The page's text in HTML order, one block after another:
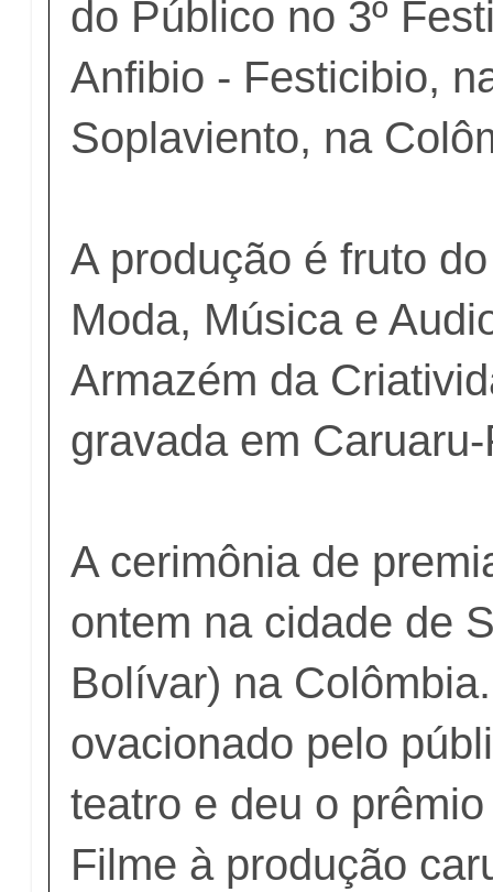
do Público no 3º
Anfibio - Festicibio,
Soplaviento, na
A produção é fruto
Moda, Música e
Armazém da
gravada em
A cerimônia de
ontem na cidade de
Bolívar) na
ovacionado pelo
teatro e deu o
Filme à produção